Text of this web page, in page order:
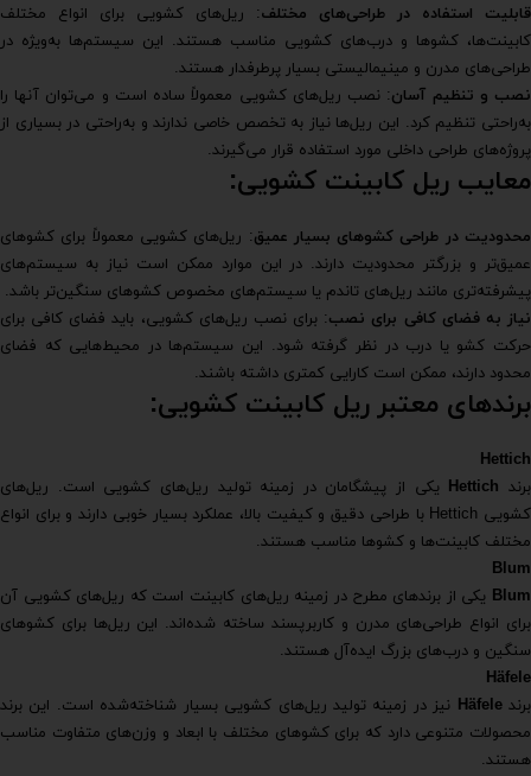
قابلیت استفاده در طراحی‌های مختلف: ریل‌های کشویی برای انواع مختلف
کابینت‌ها، کشوها و درب‌های کشویی مناسب هستند. این سیستم‌ها به‌ویژه در
طراحی‌های مدرن و مینیمالیستی بسیار پرطرفدار هستند.
نصب و تنظیم آسان: نصب ریل‌های کشویی معمولاً ساده است و می‌توان آنها را
به‌راحتی تنظیم کرد. این ریل‌ها نیاز به تخصص خاصی ندارند و به‌راحتی در بسیاری از
پروژه‌های طراحی داخلی مورد استفاده قرار می‌گیرند.
معایب ریل کابینت کشویی:
محدودیت در طراحی کشوهای بسیار عمیق: ریل‌های کشویی معمولاً برای کشوهای
عمیق‌تر و بزرگتر محدودیت دارند. در این موارد ممکن است نیاز به سیستم‌های
پیشرفته‌تری مانند ریل‌های تاندم یا سیستم‌های مخصوص کشوهای سنگین‌تر باشد.
نیاز به فضای کافی برای نصب: برای نصب ریل‌های کشویی، باید فضای کافی برای
حرکت کشو یا درب در نظر گرفته شود. این سیستم‌ها در محیط‌هایی که فضای
محدود دارند، ممکن است کارایی کمتری داشته باشند.
برندهای معتبر ریل کابینت کشویی:
Hettich
برند Hettich یکی از پیشگامان در زمینه تولید ریل‌های کشویی است. ریل‌های
کشویی Hettich با طراحی دقیق و کیفیت بالا، عملکرد بسیار خوبی دارند و برای انواع
مختلف کابینت‌ها و کشوها مناسب هستند.
Blum
Blum یکی از برندهای مطرح در زمینه ریل‌های کابینت است که ریل‌های کشویی آن
برای انواع طراحی‌های مدرن و کاربرپسند ساخته شده‌اند. این ریل‌ها برای کشوهای
سنگین و درب‌های بزرگ ایده‌آل هستند.
Häfele
برندHäfele نیز در زمینه تولید ریل‌های کشویی بسیار شناخته‌شده است. این برند
محصولات متنوعی دارد که برای کشوهای مختلف با ابعاد و وزن‌های متفاوت مناسب
هستند.